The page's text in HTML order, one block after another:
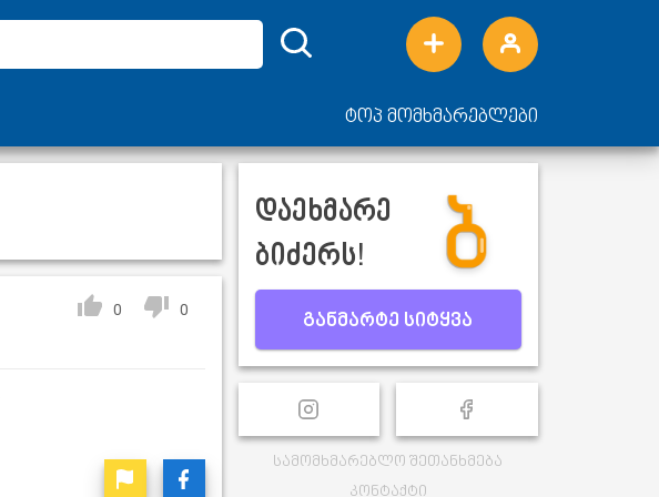
ტოპ მომხმარებლები
0 0
დაეხმარე
ბიძერს!
განმარტე სიტყვა
სამომხმარებლო შეთანხმება
კონტაქტი